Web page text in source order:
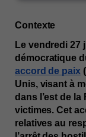
Contexte
Le vendredi 27
accord de paix
Unis, visant à
dans l’est de
victimes. Cet
relatives au